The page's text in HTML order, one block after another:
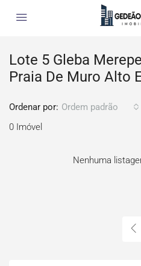
Lote 5 Gleba
Praia De Muro Alto
0 Imóvel
Ordenar por: Ordem padrão
Nenhuma